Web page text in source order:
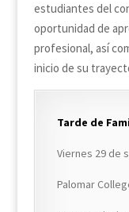
estudiantes del
oportunidad de
profesional, así
inicio de su
Tarde de
Viernes 29 de
Palomar